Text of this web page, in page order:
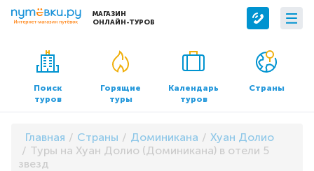
МАГАЗИН
ОНЛАЙН-ТУРОВ
Сервисы
Бронирование отелей
Трансфер
О компании
О нас
Контакты
Документы и реквизиты
Поиск
туров
Горящие
туры
Календарь
туров
Страны
Главная Страны Доминикана
Хуан Долио
Туры на Хуан Долио (Доминикана) в отели 5
звезд